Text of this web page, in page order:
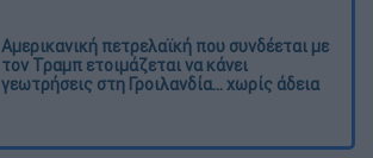
Αμερικανική πετρελαϊκή που συνδέεται με
τον Τραμπ ετοιμάζεται να κάνει
γεωτρήσεις στη Γροιλανδία... χωρίς άδεια